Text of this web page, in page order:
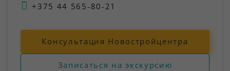
+375 44 565-80-21
Консультация Новостройцентра
Записаться на экскурсию